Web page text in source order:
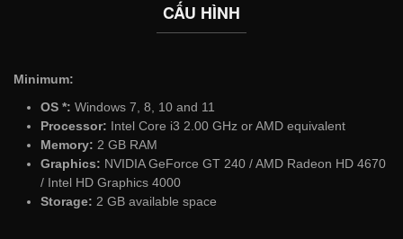
CẤU HÌNH
Minimum:
OS *: Windows 7, 8, 10 and 11
Processor: Intel Core i3 2.00 GHz or AMD equivalent
Memory: 2 GB RAM
Graphics: NVIDIA GeForce GT 240 / AMD Radeon HD 4670
/ Intel HD Graphics 4000
Storage: 2 GB available space